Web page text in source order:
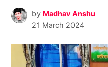
by Madhav Anshu
21 March 2024